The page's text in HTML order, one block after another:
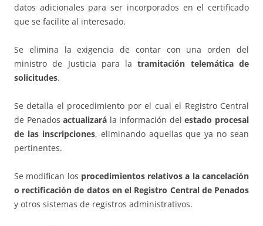
datos adicionales para ser incorporados en el certificado
que se facilite al interesado.
Se elimina la exigencia de contar con una orden del
ministro de Justicia para latramitación telemática de
solicitudes.
Se detalla el procedimiento por el cual el Registro Central
de Penadosactualizará la información delestado procesal
de las inscripciones, eliminando aquellas que ya no sean
pertinentes.
Se modifican los procedimientos relativos a la cancelación
o rectificación de datos en el Registro Central de Penados
y otros sistemas de registros administrativos.